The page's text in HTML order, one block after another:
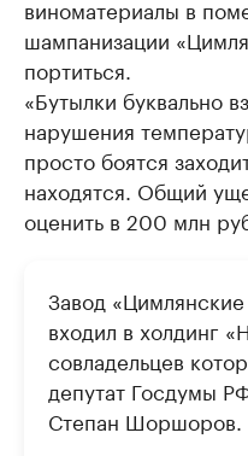
виноматериалы в
шампанизации
портиться.
«Бутылки буквально
нарушения
просто боятся
находятся. Общий
оценить в 200 млн
Завод
входил в холдинг
совладельцев
депутат Госдумы
Степан Шоршоров.